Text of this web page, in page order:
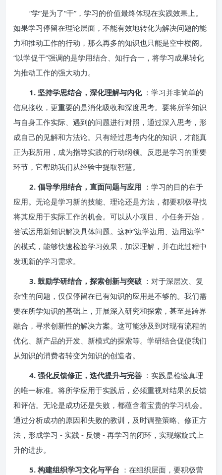
“学”是为了“干”，学习的价值最终体现在实践效果上。
如果学习停留在理论层面，不能有效地转化为解决问题的能
力和推动工作的行动，那么再多的知识也只能是空中楼阁。
“以学促干”强调的是学用结合、知行合一，将学习成果转化
为推动工作的强大动力。
1. 坚持学思结合，深化理解与内化 ：学习并非简单的
信息接收，更重要的是消化吸收和深度思考。要将所学知识
与自身工作实际、遇到的问题进行对照，通过深入思考，形
成自己的见解和方法论。只有经过思考内化的知识，才能真
正为我所用，成为指导实践的行动纲领。反思是学习的重要
环节，它帮助我们从经验中提取智慧。
2. 倡导学用结合，直面问题与应用 ：学习的目的在于
应用。无论是学习新的技能、理论还是方法，都要积极寻找
将其应用于实际工作的机会。可以从小项目、小任务开始，
尝试运用新知识解决具体问题。这种“边学边用、边用边学”
的模式，能够快速检验学习效果，加深理解，并在此过程中
发现新的学习需求。
3. 鼓励学研结合，探索创新与突破 ：对于深层次、复
杂性的问题，仅仅停留在已有知识的应用是不够的。我们需
要在所学知识的基础上，开展深入研究和探索，甚至是跨界
融合，寻求创新性的解决方案。这可能涉及到对现有流程的
优化、新产品的开发、新模式的探索等。学研结合促使我们
从知识的消费者转变为知识的创造者。
4. 强化反馈修正，迭代提升与完善 ：实践是检验真理
的唯一标准。将所学应用于实践后，必须重视对结果的反馈
和评估。无论是成功还是失败，都蕴含着宝贵的学习机会。
通过分析成功的原因和失败的教训，及时调整策略、修正方
法，形成学习 - 实践 - 反馈 - 再学习的闭环，实现螺旋式上
升的进步。
5. 构建组织学习文化与平台 ：在组织层面，要积极营